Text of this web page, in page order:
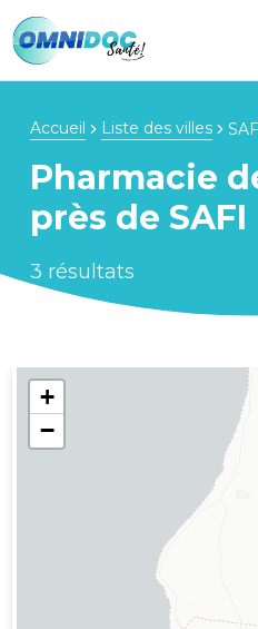
Accueil Liste des villes
Pharmacie
près deSAFI
3 résultats
+
−